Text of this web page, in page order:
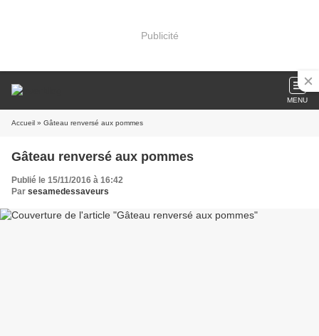
Publicité
MENU
Accueil » Gâteau renversé aux pommes
Gâteau renversé aux pommes
Publié le 15/11/2016 à 16:42
Par sesamedessaveurs